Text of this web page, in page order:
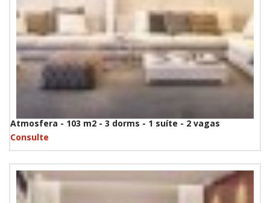
Atmosfera - 103 m2 - 3 dorms - 1 suíte - 2 vagas
Consulte